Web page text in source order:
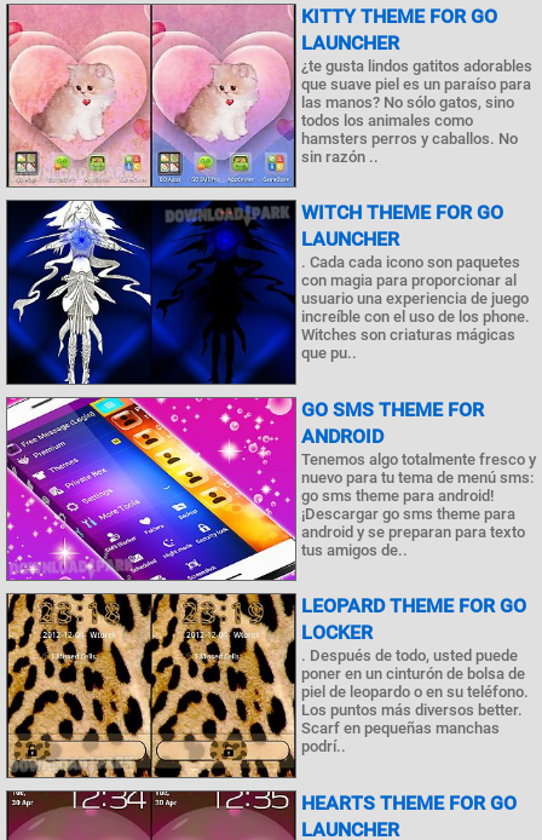
KITTY THEME FOR GO
LAUNCHER
¿te gusta lindos gatitos adorables
que suave piel es un paraíso para
las manos? No sólo gatos, sino
todos los animales como
hamsters perros y caballos. No
sin razón ..
WITCH THEME FOR GO
LAUNCHER
. Cada cada icono son paquetes
con magia para proporcionar al
usuario una experiencia de juego
increíble con el uso de los phone.
Witches son criaturas mágicas
que pu..
GO SMS THEME FOR
ANDROID
Tenemos algo totalmente fresco y
nuevo para tu tema de menú sms:
go sms theme para android!
¡Descargar go sms theme para
android y se preparan para texto
tus amigos de..
LEOPARD THEME FOR GO
LOCKER
. Después de todo, usted puede
poner en un cinturón de bolsa de
piel de leopardo o en su teléfono.
Los puntos más diversos better.
Scarf en pequeñas manchas
podrí..
HEARTS THEME FOR GO
LAUNCHER